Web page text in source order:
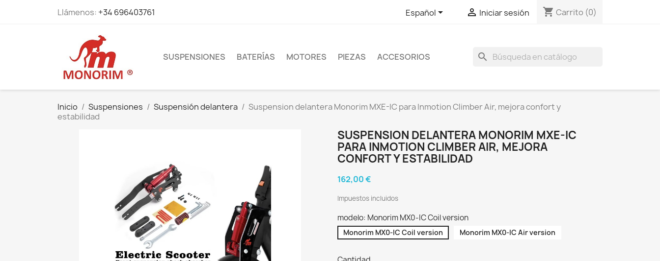
Llámenos: +34 696403761 Español  Iniciar sesión shopping_cart Carrito (0)
SUSPENSIONES BATERÍAS MOTORES PIEZAS ACCESORIOS search
Inicio Suspensiones Suspensión delantera
Suspension delantera Monorim MXE-IC para Inmotion Climber Air, mejora confort y
estabilidad
SUSPENSION DELANTERA MONORIM MXE-IC
PARA INMOTION CLIMBER AIR, MEJORA
CONFORT Y ESTABILIDAD
162,00 €
Impuestos incluidos
modelo: Monorim MX0-IC Coil version
Monorim MX0-IC Coil version Monorim MX0-IC Air version